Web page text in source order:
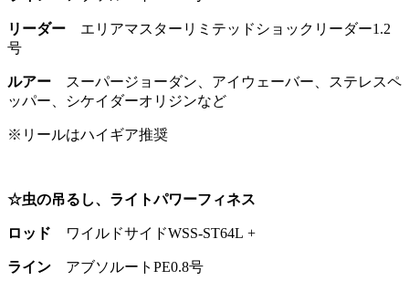
リーダー エリアマスターリミテッドショックリーダー1.2
号
ルアー スーパージョーダン、アイウェーバー、ステレスペ
ッパー、シケイダーオリジンなど
※リールはハイギア推奨
☆虫の吊るし、ライトパワーフィネス
ロッド ワイルドサイドWSS-ST64L +
ライン アブソルートPE0.8号